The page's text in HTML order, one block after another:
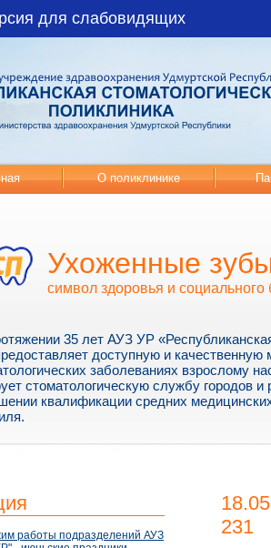
для слабовидящих
О поликлинике
Ухоженные
символ здоровья и социального
35 лет АУЗ УР
доступную и
заболеваниях взрослому
стоматологическую службу городов
квалификации средних
работы подразделений АУЗ
231